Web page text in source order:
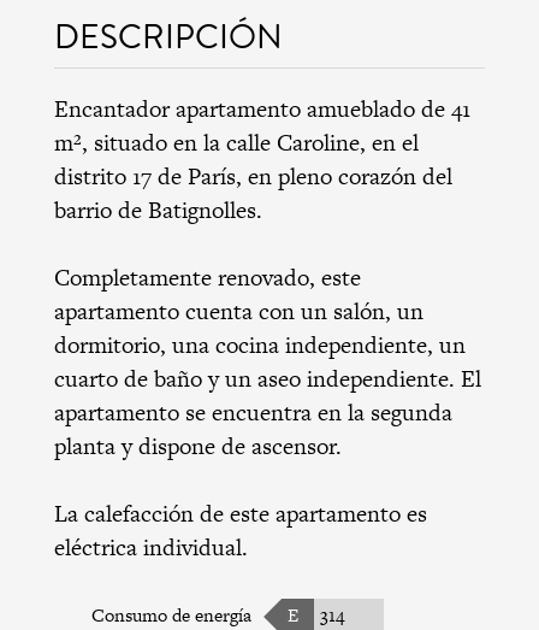
DESCRIPCIÓN
Encantador apartamento amueblado de 41
m², situado en la calle Caroline, en el
distrito 17 de París, en pleno corazón del
barrio de Batignolles.
Completamente renovado, este
apartamento cuenta con un salón, un
dormitorio, una cocina independiente, un
cuarto de baño y un aseo independiente. El
apartamento se encuentra en la segunda
planta y dispone de ascensor.
La calefacción de este apartamento es
eléctrica individual.
Consumo de energía E
314